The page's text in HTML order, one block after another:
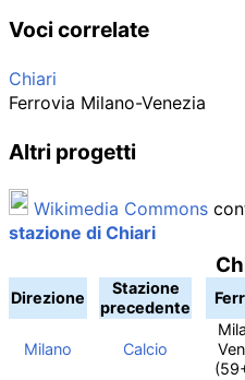
Voci correlate
Chiari
Ferrovia Milano-Venezia
Altri progetti
Wikimedia Commons
stazione di Chiari
Direzione
Stazione
precedente
Milano Calcio
(